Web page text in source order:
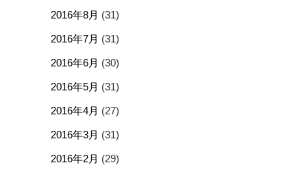
2016年8月 (31)
2016年7月 (31)
2016年6月 (30)
2016年5月 (31)
2016年4月 (27)
2016年3月 (31)
2016年2月 (29)